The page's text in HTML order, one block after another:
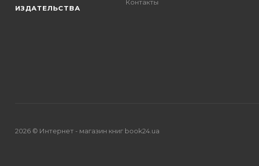
ИЗДАТЕЛЬСТВА
Контакты
2026 © Интернет - магазин книг book24.ua